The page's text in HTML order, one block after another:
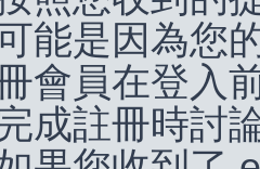
能是因為您
會員在登入
成註冊時討